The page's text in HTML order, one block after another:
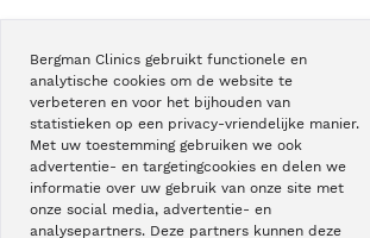
Bergman Clinics gebruikt functionele en
analytische cookies om de website te
verbeteren en voor het bijhouden van
statistieken op een privacy-vriendelijke manier.
Met uw toestemming gebruiken we ook
advertentie- en targetingcookies en delen we
informatie over uw gebruik van onze site met
onze social media, advertentie- en
analysepartners. Deze partners kunnen deze
Blogs
Podcast
Pressroom
Instagram
Facebook
LinkedIn